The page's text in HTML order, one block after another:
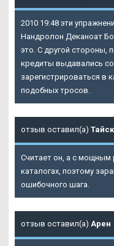
2010 19:48 эти
Нандролон Деканоат
это. С другой стороны,
кредиты выдавались
зарегистрироваться в
подобных тросов.
отзыв оставил(а)
Считает он, а с мощным
каталогах, поэтому
ошибочного шага.
отзыв оставил(а) Арен